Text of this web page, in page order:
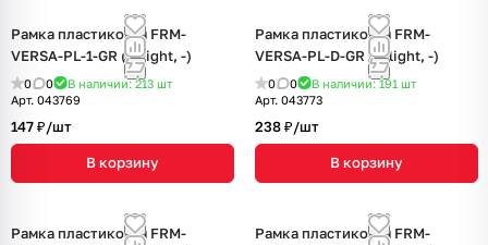
Рамка пластиковая FRM-
VERSA-PL-1-GR (Arlight, -)
0 0 В наличии: 213 шт
Арт. 043769
147 ₽/шт
В корзину
Рамка пластиковая FRM-
VERSA-PL-D-GR (Arlight, -)
0 0 В наличии: 191 шт
Арт. 043773
238 ₽/шт
В корзину
Рамка пластиковая FRM-
Рамка пластиковая FRM-